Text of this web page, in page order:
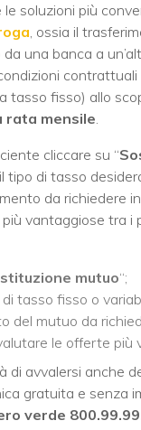
soluzioni più
, ossia il
una banca a
contrattuali
tasso fisso) allo
rata mensile
cliccare su “
tipo di tasso
da richiedere
vantaggiose tra i
mutuo“;
tasso fisso o
del mutuo da
le offerte più
di avvalersi anche
gratuita e senza
verde